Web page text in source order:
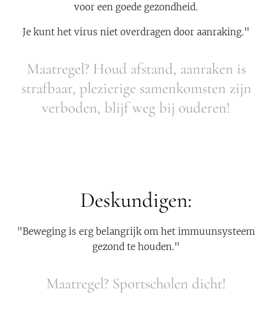
voor een goede gezondheid.
Je kunt het virus niet overdragen door aanraking."
Maatregel? Houd afstand, aanraken is
strafbaar, plezierige samenkomsten zijn
verboden, blijf weg bij ouderen!
Deskundigen:
"Beweging is erg belangrijk om het immuunsysteem
gezond te houden."
Maatregel? Sportscholen dicht!